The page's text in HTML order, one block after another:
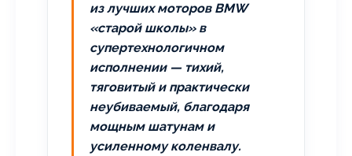
из лучших моторов BMW
«старой школы» в
супертехнологичном
исполнении — тихий,
тяговитый и практически
неубиваемый, благодаря
мощным шатунам и
усиленному коленвалу.